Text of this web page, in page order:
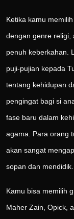
Ketika kamu memilih
dengan genre religi,
penuh keberkahan.
puji-pujian kepada
tentang kehidupan
pengingat bagi si
fase baru dalam
agama. Para orang
akan sangat
sopan dan mendidik.
Kamu bisa memilih
Maher Zain, Opick,